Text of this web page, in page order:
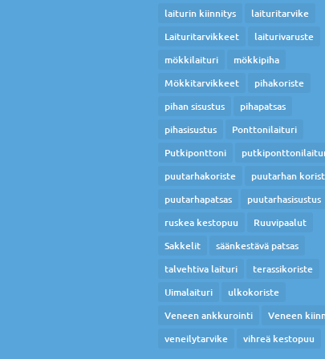
laiturin kiinnitys
laituritarvike
Laituritarvikkeet
laiturivaruste
mökkilaituri
mökkipiha
Mökkitarvikkeet
pihakoriste
pihan sisustus
pihapatsas
pihasisustus
Ponttonilaituri
Putkiponttoni
puutarhakoriste
puutarhan
puutarhapatsas
puutarhasisustus
ruskea kestopuu
Ruuvipaalut
Sakkelit
säänkestävä patsas
talvehtiva laituri
terassikoriste
Uimalaituri
ulkokoriste
Veneen ankkurointi
Veneen
veneilytarvike
vihreä kestopuu